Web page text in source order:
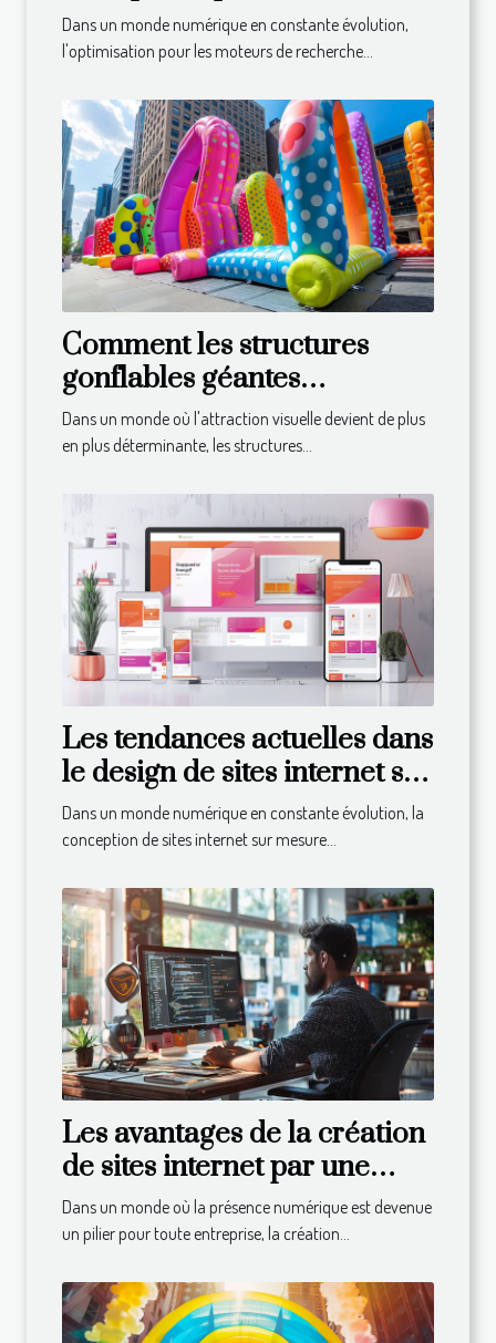
optimiser leur stratégie SEO
Dans un monde numérique en constante évolution,
l'optimisation pour les moteurs de recherche...
Comment les structures
gonflables géantes
transforment-elles la PLV
moderne ?
Dans un monde où l'attraction visuelle devient de plus
en plus déterminante, les structures...
Les tendances actuelles dans
le design de sites internet sur
mesure
Dans un monde numérique en constante évolution, la
conception de sites internet sur mesure...
Les avantages de la création
de sites internet par une
agence spécialisée
Dans un monde où la présence numérique est devenue
un pilier pour toute entreprise, la création...